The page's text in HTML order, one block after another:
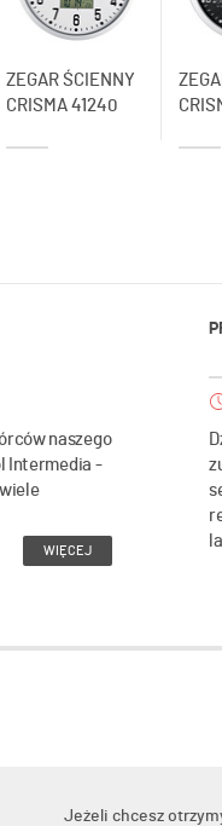
ZEGAR ŚCIENNY
CRISMA 41240
naszego
Intermedia -
WIĘCEJ
Jeżeli chcesz